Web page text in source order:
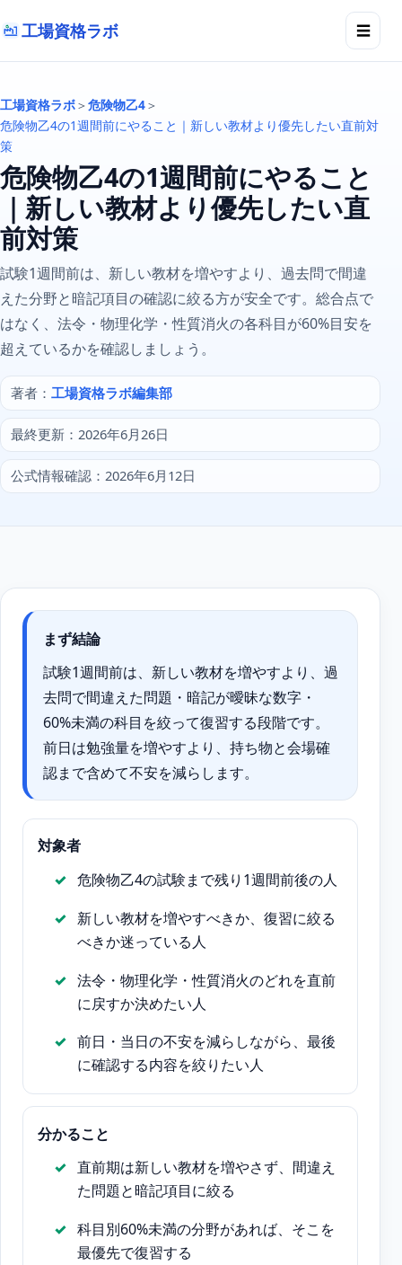
工場資格ラボ ☰
工場資格ラボ＞危険物乙4＞
危険物乙4の1週間前にやること｜新しい教材より優先したい直前対
策
危険物乙4の1週間前にやること
｜新しい教材より優先したい直
前対策
試験1週間前は、新しい教材を増やすより、過去問で間違
えた分野と暗記項目の確認に絞る方が安全です。総合点で
はなく、法令・物理化学・性質消火の各科目が60%目安を
超えているかを確認しましょう。
著者：工場資格ラボ編集部
最終更新：2026年6月26日
公式情報確認：2026年6月12日
まず結論
試験1週間前は、新しい教材を増やすより、過
去問で間違えた問題・暗記が曖昧な数字・
60%未満の科目を絞って復習する段階です。
前日は勉強量を増やすより、持ち物と会場確
認まで含めて不安を減らします。
対象者
危険物乙4の試験まで残り1週間前後の人
新しい教材を増やすべきか、復習に絞る
べきか迷っている人
法令・物理化学・性質消火のどれを直前
に戻すか決めたい人
前日・当日の不安を減らしながら、最後
に確認する内容を絞りたい人
分かること
直前期は新しい教材を増やさず、間違え
た問題と暗記項目に絞る
科目別60%未満の分野があれば、そこを
最優先で復習する